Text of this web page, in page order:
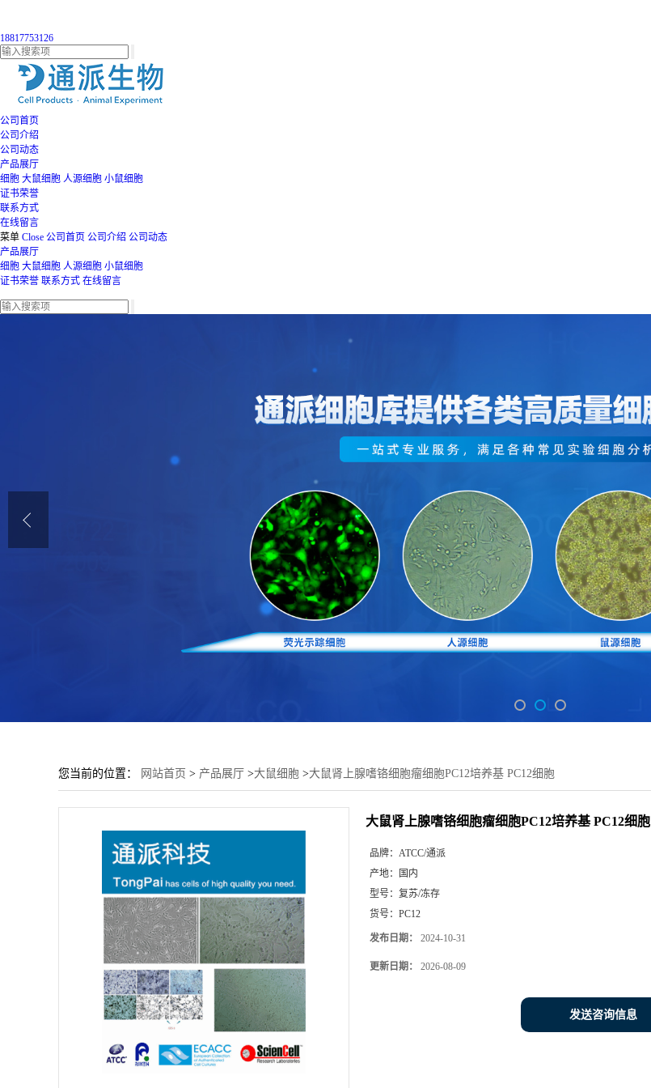
18817753126
公司首页
公司介绍
公司动态
产品展厅
细胞 大鼠细胞 人源细胞 小鼠细胞
证书荣誉
联系方式
在线留言
菜单 Close 公司首页 公司介绍 公司动态
产品展厅
细胞 大鼠细胞 人源细胞 小鼠细胞
证书荣誉 联系方式 在线留言
您当前的位置： 网站首页 > 产品展厅 >大鼠细胞 >大鼠肾上腺嗜铬细胞瘤细胞PC12培养基 PC12细胞
大鼠肾上腺嗜铬细胞瘤细胞PC12培养基 PC12细胞
品牌： ATCC/通派
产地：
国内
型号： 复苏/冻存
货号： PC12
发布日期： 2024-10-31
更新日期： 2026-08-09
发送咨询信息